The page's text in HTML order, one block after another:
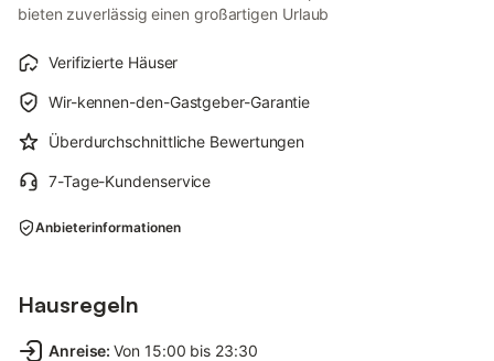
bieten zuverlässig einen großartigen Urlaub
Verifizierte Häuser
Wir-kennen-den-Gastgeber-Garantie
Überdurchschnittliche Bewertungen
7-Tage-Kundenservice
Anbieterinformationen
Hausregeln
Anreise: Von 15:00 bis 23:30